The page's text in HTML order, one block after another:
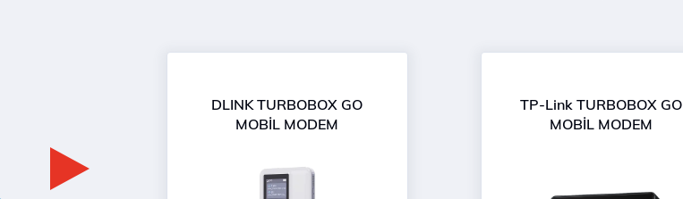
DLINK TURBOBOX GO
MOBİL MODEM
TP-Link TURBOBOX GO
MOBİL MODEM